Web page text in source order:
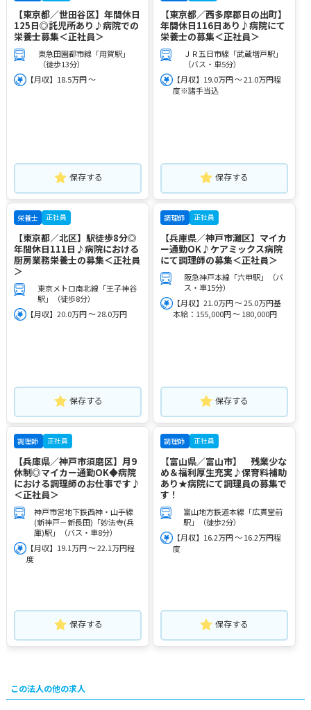
【東京都／世田谷区】年間休日
125日◎託児所あり♪病院での
栄養士募集＜正社員＞
東急田園都市線「用賀駅」
（徒歩13分）
【月収】18.5万円 ～
保存する
【東京都／西多摩郡日の出町】
年間休日116日あり♪病院にて
栄養士の募集＜正社員＞
ＪＲ五日市線「武蔵増戸駅」
（バス・車5分）
【月収】19.0万円 ～ 21.0万円程
度※諸手当込
保存する
栄養士 正社員
【東京都／北区】駅徒歩8分◎
年間休日111日♪病院における
厨房業務栄養士の募集＜正社員
＞
東京メトロ南北線「王子神谷
駅」（徒歩8分）
【月収】20.0万円 ～ 28.0万円
保存する
調理師 正社員
【兵庫県／神戸市灘区】マイカ
ー通勤OK♪ケアミックス病院
にて調理師の募集＜正社員＞
阪急神戸本線「六甲駅」（バ
ス・車15分）
【月収】21.0万円 ～ 25.0万円基
本給：155,000円 ～ 180,000円
保存する
調理師 正社員
【兵庫県／神戸市須磨区】月9
休制◎マイカー通勤OK◆病院
における調理師のお仕事です♪
＜正社員＞
神戸市営地下鉄西神・山手線
(新神戸－新長田)「妙法寺(兵
庫)駅」（バス・車8分）
【月収】19.1万円 ～ 22.1万円程
度
保存する
調理師 正社員
【富山県／富山市】 残業少な
め＆福利厚生充実♪保育料補助
あり★病院にて調理員の募集で
す！
富山地方鉄道本線「広貫堂前
駅」（徒歩2分）
【月収】16.2万円 ～ 16.2万円程
度
保存する
この法人の他の求人